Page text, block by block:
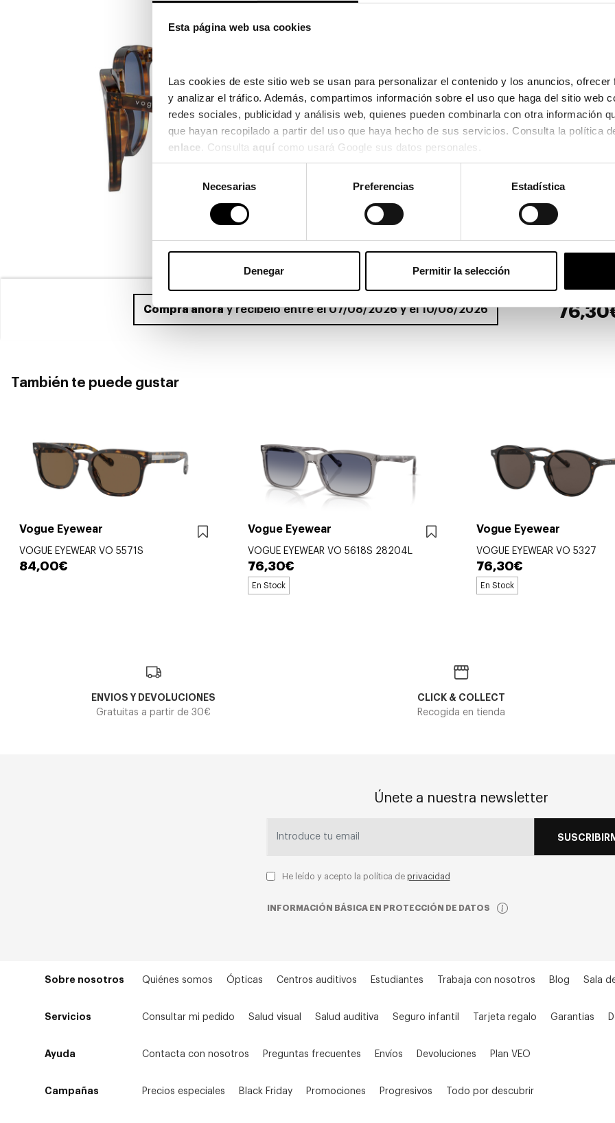
Esta página web usa cookies
Las cookies de este sitio web se usan para personalizar el contenido y los anuncios,
y analizar el tráfico. Además, compartimos información sobre el uso que haga del sitio web
redes sociales, publicidad y análisis web, quienes pueden combinarla con otra información
enlace . Consulta aquí como usará Google sus datos personales.
consentimiento
Necesarias Preferencias Estadística
Denegar Permitir la selección
Compra ahoray recíbelo entre el 07/08/2026 y el 10/08/2026
También te puede gustar
Vogue Eyewear
VOGUE EYEWEAR VO 5571S
84,00€
Vogue Eyewear
VOGUE EYEWEAR VO 5618S 28204L
76,30€
En Stock
Vogue Eyewear
VOGUE EYEWEAR VO 5327
76,30€
En Stock
ENVIOS Y DEVOLUCIONES
Gratuitas a partir de 30€
CLICK & COLLECT
Recogida en tienda
Únete a nuestra newsletter
He leído y acepto la política de privacidad
INFORMACIÓN BÁSICA EN PROTECCIÓN DE DATOS
Sobre nosotros Quiénes somos Ópticas Centros auditivos Estudiantes Trabaja con nosotros Blog Sala
Servicios Consultar mi pedido Salud visual Salud auditiva Seguro infantil Tarjeta regalo Garantias
Ayuda Contacta con nosotros Preguntas frecuentes Envíos Devoluciones Plan VEO
Campañas Precios especiales Black Friday Promociones Progresivos Todo por descubrir